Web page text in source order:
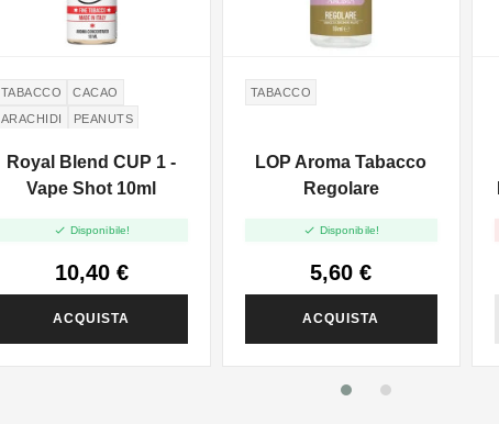
TABACCO
CACAO
ARACHIDI
PEANUTS
Royal Blend CUP 1 -
Vape Shot 10ml
 Disponibile!
10,40 €
ACQUISTA
TABACCO
LOP Aroma Tabacco
Regolare
 Disponibile!
5,60 €
ACQUISTA